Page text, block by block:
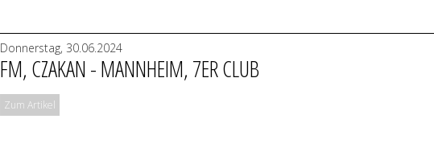
Donnerstag, 30.06.2024
FM, CZAKAN - MANNHEIM, 7ER CLUB
Zum Artikel